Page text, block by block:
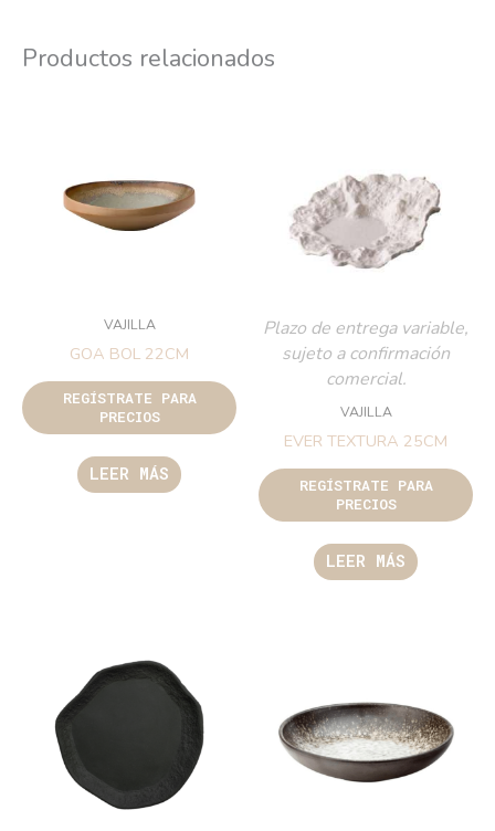
Productos relacionados
VAJILLA
GOA BOL 22CM
REGÍSTRATE PARA
PRECIOS
LEER MÁS
Plazo de entrega variable,
sujeto a confirmación
comercial.
VAJILLA
EVER TEXTURA 25CM
REGÍSTRATE PARA
PRECIOS
LEER MÁS